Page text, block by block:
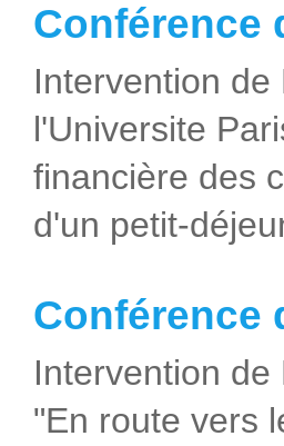
Conférence
Intervention
l'Universite
financière des
d'un petit-
Conférence
Intervention
"En route vers